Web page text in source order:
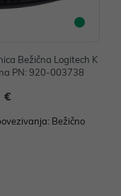
Bežična Logitech K
PN: 920-003738
€
Bežično